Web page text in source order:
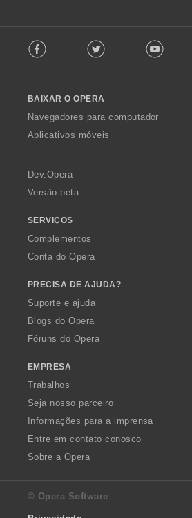
o
w
O
p
a
Facebook Twitter Youtube
BAIXAR O OPERA
Navegadores para computador
Aplicativos móveis
Dev.Opera
Versão beta
SERVIÇOS
Complementos
Conta do Opera
PRECISA DE AJUDA?
Suporte e ajuda
Blogs do Opera
Fóruns do Opera
EMPRESA
Trabalhos
Seja nosso parceiro
Informações para a imprensa
Entre em contato conosco
Sobre a Opera
© Opera Software